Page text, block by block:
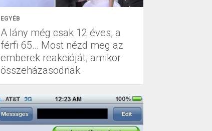
EGYÉB
A lány még csak 12 éves, a
férfi 65… Most nézd meg az
emberek reakcióját, amikor
összeházasodnak